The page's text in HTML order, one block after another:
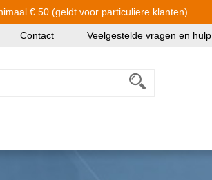
€ 50 (geldt voor particuliere klanten)
Contact Veelgestelde vragen en hulp